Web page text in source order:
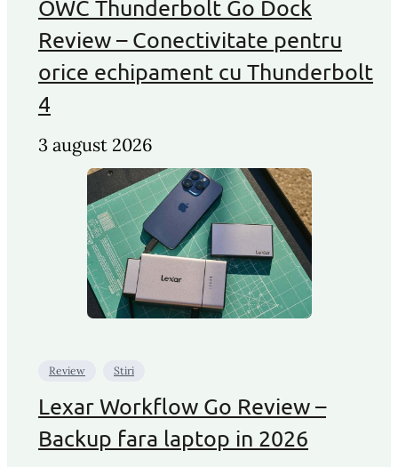
OWC Thunderbolt Go Dock
Review – Conectivitate pentru
orice echipament cu Thunderbolt
4
3 august 2026
Review Stiri
Lexar Workflow Go Review –
Backup fara laptop in 2026